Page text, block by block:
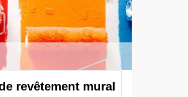
revêtement mural